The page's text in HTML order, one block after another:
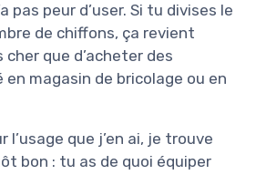
pas peur d’user. Si tu divises le
de chiffons, ça revient
que d’acheter des
en magasin de bricolage ou en
que j’en ai, je trouve
bon : tu as de quoi équiper